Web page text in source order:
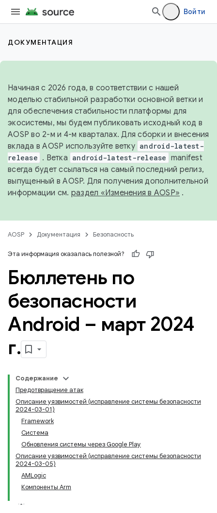
Войти
ДОКУМЕНТАЦИЯ
Начиная с 2026 года, в соответствии с нашей
моделью стабильной разработки основной ветки и
для обеспечения стабильности платформы для
экосистемы, мы будем публиковать исходный код в
AOSP во 2-м и 4-м кварталах. Для сборки и внесения
вклада в AOSP используйте ветку android-latest-
release . Ветка android-latest-release manifest
всегда будет ссылаться на самый последний релиз,
выпущенный в AOSP. Для получения дополнительной
информации см. раздел «Изменения в AOSP» .
AOSP Документация Безопасность
Эта информация оказалась полезной?
Бюллетень по
безопасности
Android – март 2024
г.
Содержание
Предотвращение атак
Описание уязвимостей (исправление системы безопасности
2024-03-01)
Framework
Система
Обновления системы через Google Play
Описание уязвимостей (исправление системы безопасности
2024-03-05)
AMLogic
Компоненты Arm